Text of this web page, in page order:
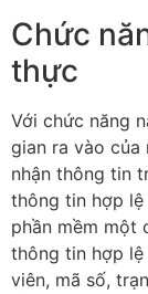
Chức
thực
Với chức năng
gian ra vào của
nhận thông tin
thông tin hợp
phần mềm một
thông tin hợp
viên, mã số,